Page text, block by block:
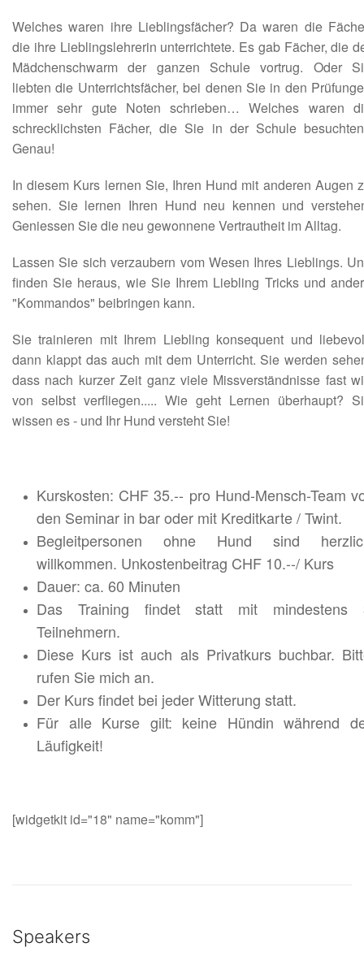
Welches waren ihre Lieblingsfächer? Da waren die
die ihre Lieblingslehrerin unterrichtete. Es gab Fächer, die
Mädchenschwarm der ganzen Schule vortrug. Oder
liebten die Unterrichtsfächer, bei denen Sie in den
immer sehr gute Noten schrieben… Welches waren
schrecklichsten Fächer, die Sie in der Schule
Genau!
In diesem Kurs lernen Sie, Ihren Hund mit anderen Augen
sehen. Sie lernen Ihren Hund neu kennen und
Geniessen Sie die neu gewonnene Vertrautheit im Alltag.
Lassen Sie sich verzaubern vom Wesen Ihres Lieblings.
finden Sie heraus, wie Sie Ihrem Liebling Tricks und
"Kommandos" beibringen kann.
Sie trainieren mit Ihrem Liebling konsequent und
dann klappt das auch mit dem Unterricht. Sie werden
dass nach kurzer Zeit ganz viele Missverständnisse fast
von selbst verfliegen..... Wie geht Lernen überhaupt?
wissen es - und Ihr Hund versteht Sie!
Kurskosten: CHF 35.-- pro Hund-Mensch-Team
den Seminar in bar oder mit Kreditkarte / Twint.
Begleitpersonen ohne Hund sind
willkommen. Unkostenbeitrag CHF 10.--/ Kurs
Dauer: ca. 60 Minuten
Das Training findet statt mit mindestens
Teilnehmern.
Diese Kurs ist auch als Privatkurs buchbar.
rufen Sie mich an.
Der Kurs findet bei jeder Witterung statt.
Für alle Kurse gilt: keine Hündin während
Läufigkeit!
[widgetkit id="18" name="komm"]
Speakers